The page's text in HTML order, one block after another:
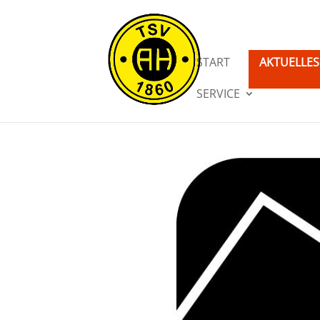
START
AKTUELLES
SERVICE